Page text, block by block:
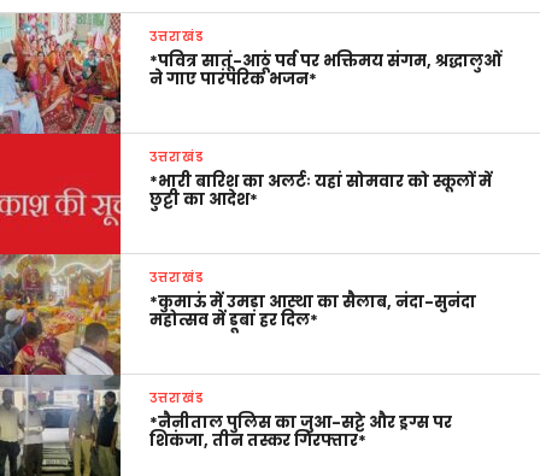
उत्तराखंड
*पवित्र सातूं-आठूं पर्व पर भक्तिमय संगम, श्रद्धालुओं
ने गाए पारंपरिक भजन*
उत्तराखंड
*भारी बारिश का अलर्टः यहां सोमवार को स्कूलों में
छुट्टी का आदेश*
उत्तराखंड
*कुमाऊं में उमड़ा आस्था का सैलाब, नंदा-सुनंदा
महोत्सव में डूबा हर दिल*
उत्तराखंड
*नैनीताल पुलिस का जुआ-सट्टे और ड्रग्स पर
शिकंजा, तीन तस्कर गिरफ्तार*